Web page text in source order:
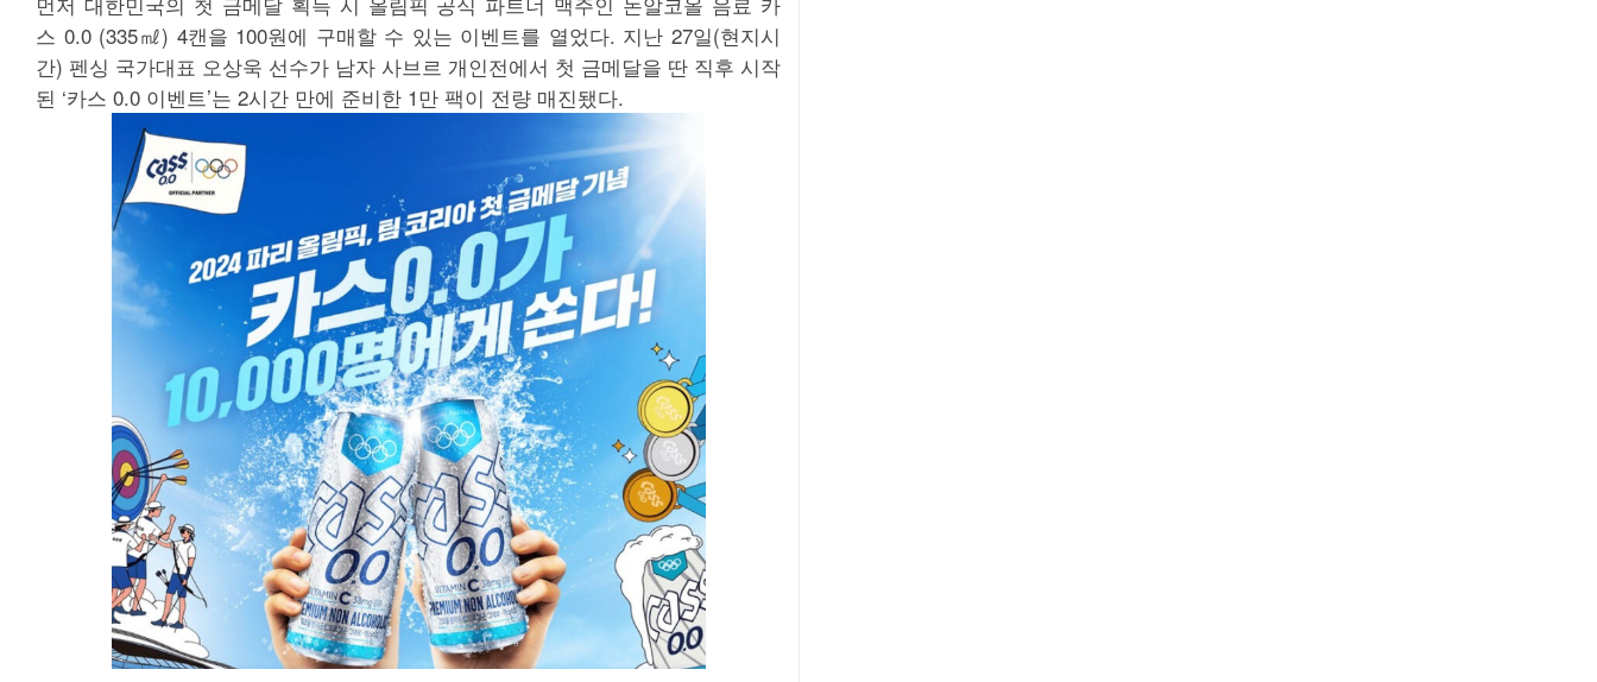
스 0.0 (335㎖) 4캔을 100원에 구매할 수 있는 이벤트를 열었다. 지난 27일(현지시
간) 펜싱 국가대표 오상욱 선수가 남자 사브르 개인전에서 첫 금메달을 딴 직후 시작
된 ‘카스 0.0 이벤트’는 2시간 만에 준비한 1만 팩이 전량 매진됐다.